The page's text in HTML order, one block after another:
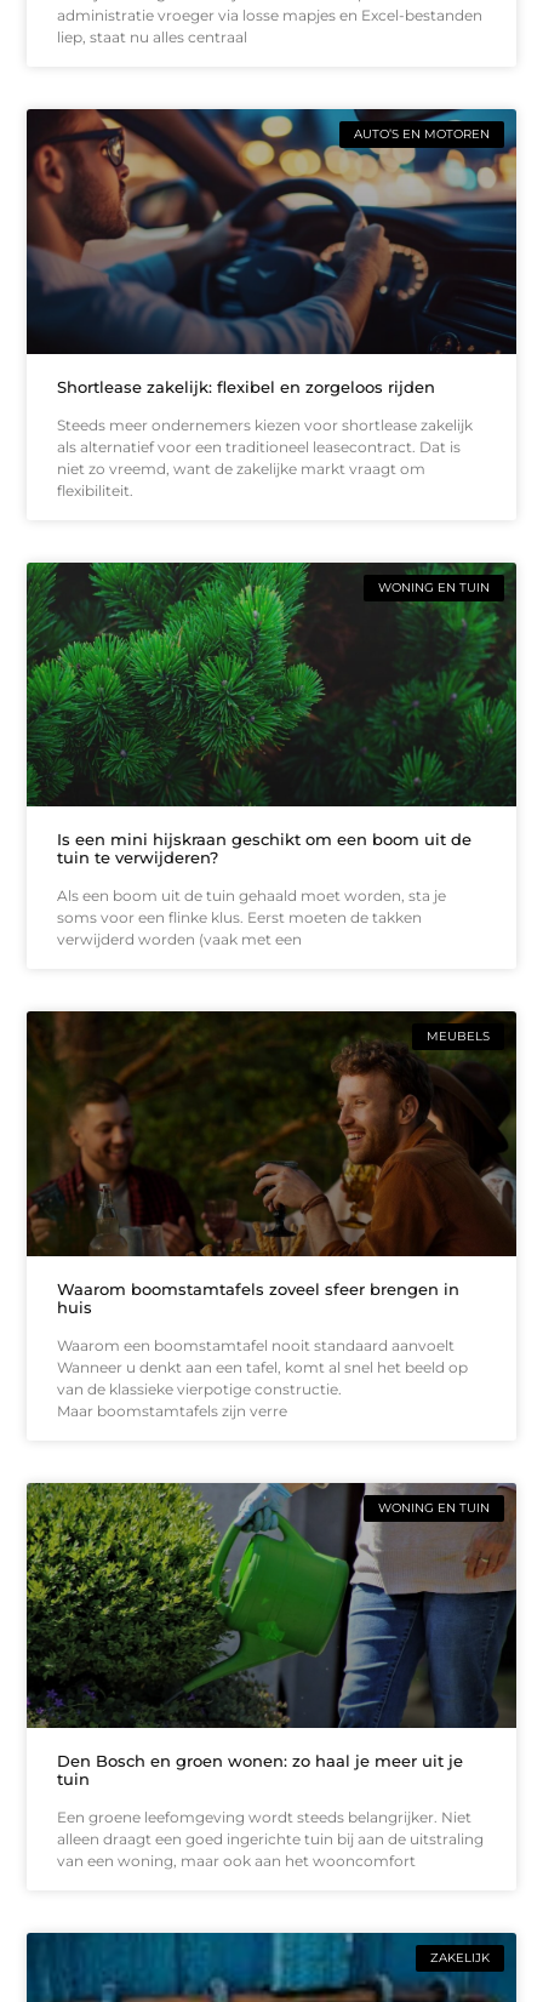
administratie vroeger via losse mapjes en Excel-bestanden
liep, staat nu alles centraal
AUTO’S EN MOTOREN
Shortlease zakelijk: flexibel en zorgeloos rijden
Steeds meer ondernemers kiezen voor shortlease zakelijk
als alternatief voor een traditioneel leasecontract. Dat is
niet zo vreemd, want de zakelijke markt vraagt om
flexibiliteit.
WONING EN TUIN
Is een mini hijskraan geschikt om een boom uit de
tuin te verwijderen?
Als een boom uit de tuin gehaald moet worden, sta je
soms voor een flinke klus. Eerst moeten de takken
verwijderd worden (vaak met een
MEUBELS
Waarom boomstamtafels zoveel sfeer brengen in
huis
Waarom een boomstamtafel nooit standaard aanvoelt
Wanneer u denkt aan een tafel, komt al snel het beeld op
van de klassieke vierpotige constructie.
Maar boomstamtafels zijn verre
WONING EN TUIN
Den Bosch en groen wonen: zo haal je meer uit je
tuin
Een groene leefomgeving wordt steeds belangrijker. Niet
alleen draagt een goed ingerichte tuin bij aan de uitstraling
van een woning, maar ook aan het wooncomfort
ZAKELIJK